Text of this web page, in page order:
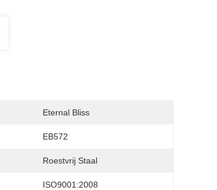
Eternal Bliss
EB572
Roestvrij Staal
ISO9001:2008